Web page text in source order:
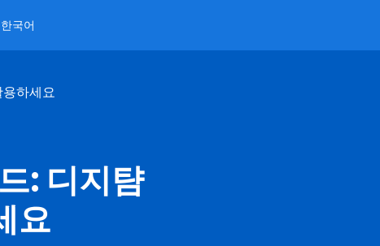
한국어
하세요
: 디지턈
요